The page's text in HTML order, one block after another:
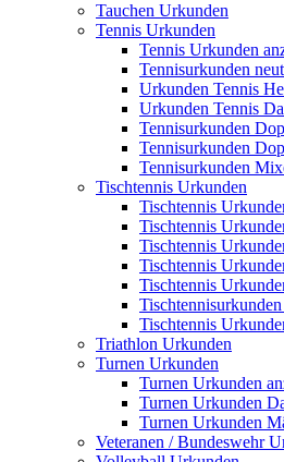
Tauchen Urkunden
Tennis Urkunden
Tennis Urkunden
Tennisurkunden
Urkunden Tennis
Urkunden Tennis
Tennisurkunden
Tennisurkunden
Tennisurkunden
Tischtennis Urkunden
Tischtennis
Tischtennis
Tischtennis
Tischtennis
Tischtennis
Tischtennis
Triathlon Urkunden
Turnen Urkunden
Turnen Urkunden
Turnen Urkunden
Turnen Urkunden
Veteranen / Bundeswehr